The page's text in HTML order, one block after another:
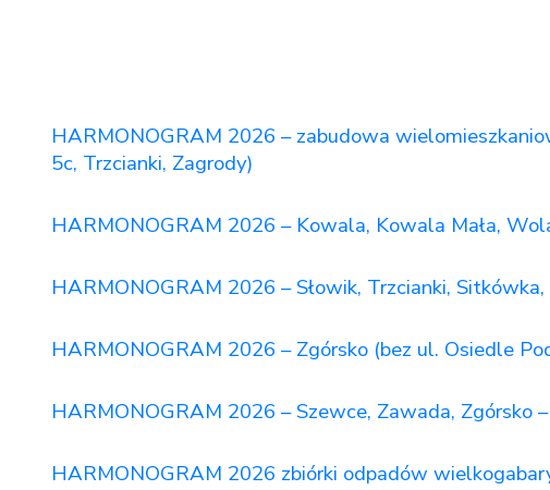
HARMONOGRAM 2026 – zabudowa
5c, Trzcianki, Zagrody)
HARMONOGRAM 2026 – Kowala, Kowala Mała,
HARMONOGRAM 2026 – Słowik, Trzcianki,
HARMONOGRAM 2026 – Zgórsko (bez ul. Osiedle
HARMONOGRAM 2026 – Szewce, Zawada, Zgórsko
HARMONOGRAM 2026 zbiórki odpadów